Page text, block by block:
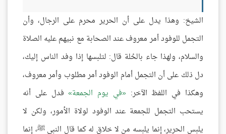
الشيخ: وهذا يدل على أن الحرير محرم على الرجال، وأن
التجمل للوفود أمر معروف عند الصحابة مع نبيهم عليه الصلاة
والسلام، ولهذا جاء بالحُلة قال: لتلبسها إذا وفد الناس إليك،
دل ذلك على أن التجمل أمام الوفود أمر مطلوب وأمر معروف،
وهكذا في اللفظ الآخر: في يوم الجمعة فدل على أنه
يستحب التجمل للجمعة عند الوفود لولاة الأمور، ولكن لا
يلبس الحرير، إنما يلبسه من لا خلاق له كما قال النبي ﷺ، إنما